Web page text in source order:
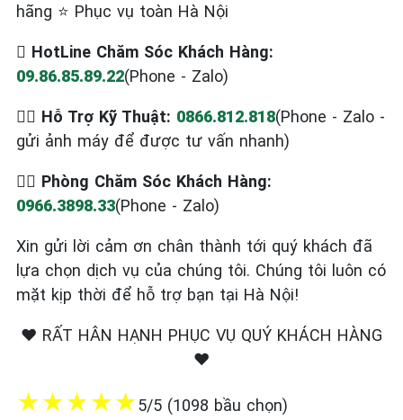
hãng ⭐ Phục vụ toàn Hà Nội
 HotLine Chăm Sóc Khách Hàng:
09.86.85.89.22(Phone - Zalo)
‍ Hỗ Trợ Kỹ Thuật: 0866.812.818(Phone - Zalo -
gửi ảnh máy để được tư vấn nhanh)
‍ Phòng Chăm Sóc Khách Hàng:
0966.3898.33(Phone - Zalo)
Xin gửi lời cảm ơn chân thành tới quý khách đã
lựa chọn dịch vụ của chúng tôi. Chúng tôi luôn có
mặt kịp thời để hỗ trợ bạn tại Hà Nội!
❤️ RẤT HÂN HẠNH PHỤC VỤ QUÝ KHÁCH HÀNG
❤️
★★★★★5/5 (1098 bầu chọn)